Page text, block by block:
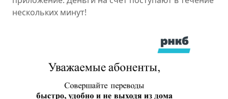
нескольких минут!